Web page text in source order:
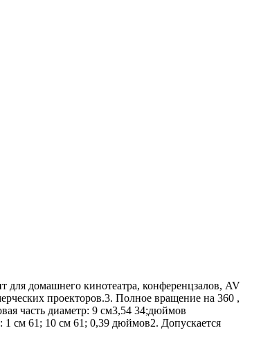
домашнего кинотеатра, конференцзалов, AV
проекторов.3. Полное вращение на 360 ,
часть диаметр: 9 см3,54 34;дюймов
1 см 61; 10 см 61; 0,39 дюймов2. Допускается